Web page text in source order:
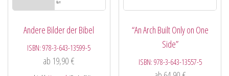
Andere Bilder der Bibel
ISBN:978-3-643-13599-5
ab 19,90€
“An Arch Built Only on One
Side”
ISBN: 978-3-643-13557-5